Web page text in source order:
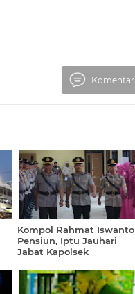
Komentar
Kompol Rahmat Iswanto
Pensiun, Iptu Jauhari
Jabat Kapolsek